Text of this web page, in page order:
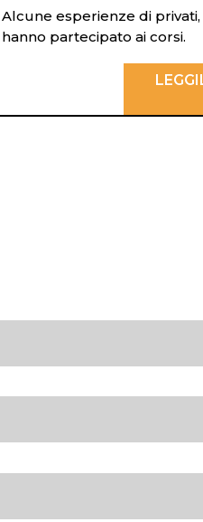
Alcune esperienze di
hanno partecipato ai corsi.